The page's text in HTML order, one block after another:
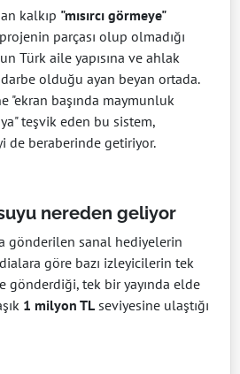
kalkıp "mısırcı görmeye"
parçası olup olmadığı
Türk aile yapısına ve ahlak
olduğu ayan beyan ortada.
"ekran başında maymunluk
teşvik eden bu sistem,
de beraberinde getiriyor.
nereden geliyor
gönderilen sanal hediyelerin
göre bazı izleyicilerin tek
gönderdiği, tek bir yayında elde
1 milyon TL seviyesine ulaştığı